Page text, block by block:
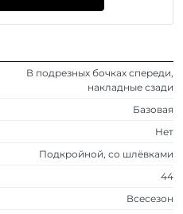
В подрезных бочках спереди,
накладные сзади
Базовая
Нет
Подкройной, со шлёвками
44
Всесезон